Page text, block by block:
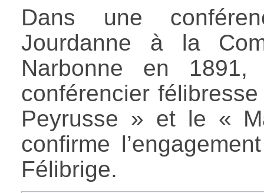
Dans une
Jourdanne à la
Narbonne en
conférencier
Peyrusse » et le «
confirme
Félibrige.